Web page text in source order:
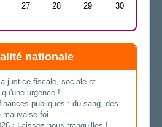
27 28 29
30
nationale
justice fiscale, sociale et
urgence !
publiques : du sang, des
mauvaise foi